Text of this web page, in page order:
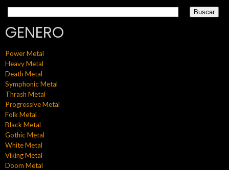
GENERO
Power Metal
Heavy Metal
Death Metal
Symphonic Metal
Thrash Metal
Progressive Metal
Folk Metal
Black Metal
Gothic Metal
White Metal
Viking Metal
Doom Metal